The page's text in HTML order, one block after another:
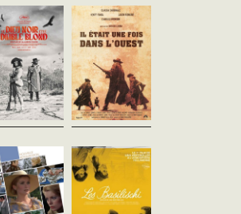
mondaine
n’est plus vraiment
Sandro.
elle embarque avec
balade en yacht
de...
Brésil - 1964
vost - 123'
Dans les plaines arides du
Sertão, un couple de paysans
brésiliens, touché par la
misère, commet un meurtre
pour s’en sortir avant de
s’enfuir...
Once Upon a Time in
- Etats-Unis - 1968
vost - 175'
En pleine révolution
industrielle, le chemin
se développe dans le
Ouest. Sur un quai de
désert, trois hommes
attendent un...
du
1963
dans la Trás-os-
année, des
sur un texte
La Sirène du
Mississipi
France - 1969
vofr - 123'
Un industriel réunionnais,
Louis Mahé, décide de se
marier par petites annonces.
Les Basilischi
Lina Wertmüller
vost - 85'
20 ans, passe ses
s’ennuyer avec ses